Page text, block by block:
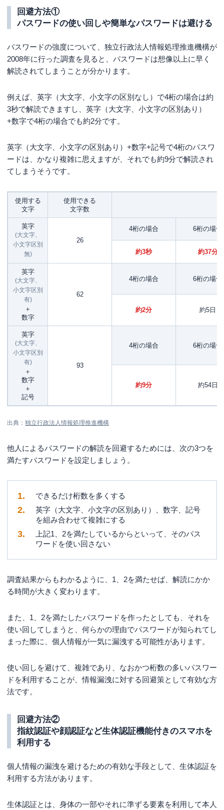
回避方法①
パスワードの使い回しや簡単なパスワードは避ける
パスワードの強度について、独立行政法人情報処理推進機構が
2008年に行った調査を見ると、パスワードは想像以上に早く
解読されてしまうことが分かります。
例えば、英字（大文字、小文字の区別なし）で4桁の場合は約
3秒で解読できますし、英字（大文字、小文字の区別あり）
+数字で4桁の場合でも約2分です。
英字（大文字、小文字の区別あり）+数字+記号で4桁のパスワ
ードは、かなり複雑に思えますが、それでも約9分で解読され
てしまうそうです。
使用する
文字
使用できる
文字数
英字
(大文字、
小文字区別
無)
26
4桁の場合 6桁の場合
約3秒 約37分
英字
(大文字、
小文字区別
有)
＋
数字
62
4桁の場合 6桁の場合
約2分 約5日
英字
(大文字、
小文字区別
有)
＋
数字
＋
記号
93
4桁の場合 6桁の場合
約9分 約54日
出典： 独立行政法人情報処理推進機構
他人によるパスワードの解読を回避するためには、次の3つを
満たすパスワードを設定しましょう。
できるだけ桁数を多くする
英字（大文字、小文字の区別あり）、数字、記号
を組み合わせて複雑にする
上記1、2を満たしているからといって、そのパス
ワードを使い回さない
調査結果からもわかるように、1、2を満たせば、解読にかか
る時間が大きく変わります。
また、1、2を満たしたパスワードを作ったとしても、それを
使い回してしまうと、何らかの理由でパスワードが知られてし
まった際に、個人情報が一気に漏洩する可能性があります。
使い回しを避けて、複雑であり、なおかつ桁数の多いパスワー
ドを利用することが、情報漏洩に対する回避策として有効な方
法です。
回避方法②
指紋認証や顔認証など生体認証機能付きのスマホを
利用する
個人情報の漏洩を避けるための有効な手段として、生体認証を
利用する方法があります。
生体認証とは、身体の一部やそれに準ずる要素を利用して本人